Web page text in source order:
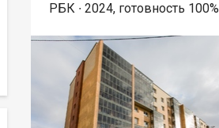
РБК ∙ 2024, готовность 100%